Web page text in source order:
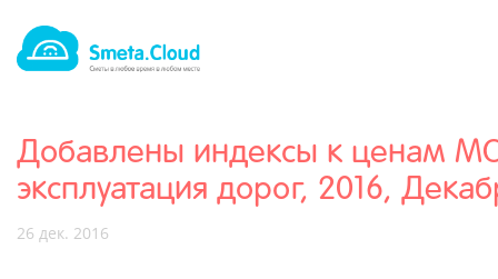
Добавлены индексы к ценам
эксплуатация дорог, 2016,
26 дек. 2016